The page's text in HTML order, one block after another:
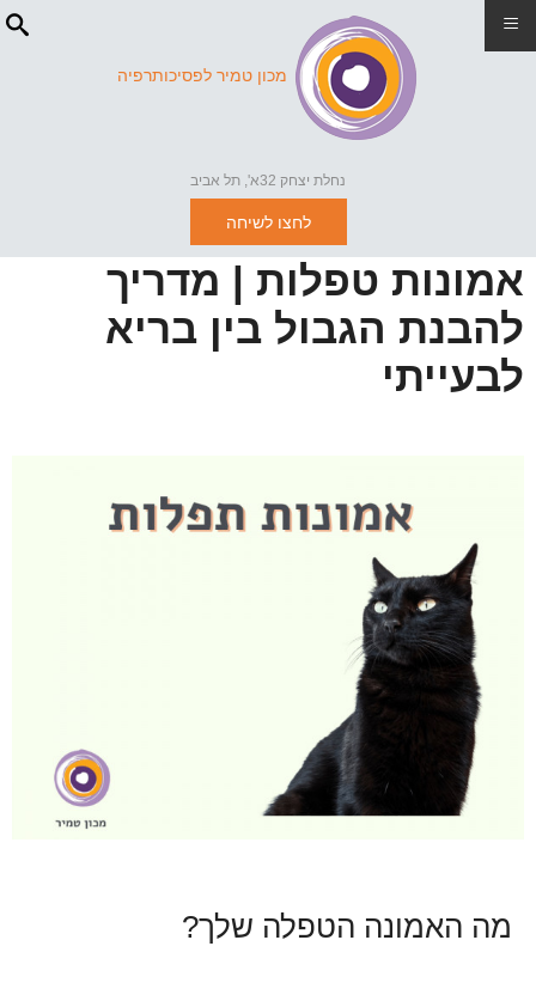
מכון טמיר לפסיכותרפיה
נחלת יצחק 32א', תל אביב
לחצו לשיחה
אמונות טפלות | מדריך
להבנת הגבול בין בריא
לבעייתי
מה האמונה הטפלה שלך?
≡